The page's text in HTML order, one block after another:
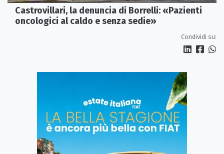
Castrovillari, la denuncia di Borrelli: «Pazienti
oncologici al caldo e senza sedie»
Condividi su: